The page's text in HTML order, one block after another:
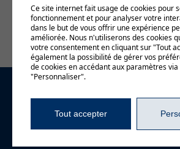
Ce site internet fait usage de cookies pour
fonctionnement et pour analyser votre
dans le but de vous offrir une expérience
améliorée. Nous n'utiliserons des cookies
votre consentement en cliquant sur "Tout
également la possibilité de gérer vos
de cookies en accédant aux paramètres
"Personnaliser".
Tout accepter